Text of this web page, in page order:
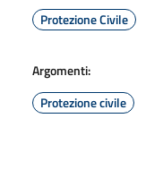
Protezione Civile
Argomenti:
Protezione civile